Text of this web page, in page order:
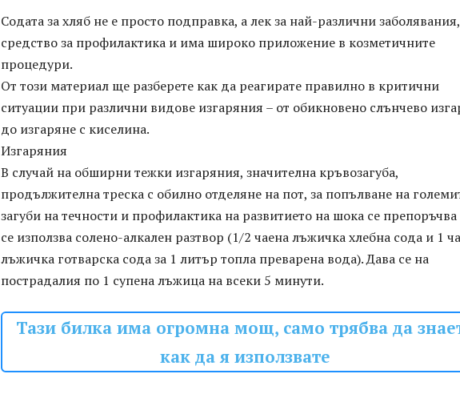
Содата за хляб не е просто подправка, а лек за най-различни заболявания,
средство за профилактика и има широко приложение в козметичните
процедури.
От този материал ще разберете как да реагирате правилно в критични
ситуации при различни видове изгаряния – от обикновено слънчево
до изгаряне с киселина.
Изгаряния
В случай на обширни тежки изгаряния, значителна кръвозагуба,
продължителна треска с обилно отделяне на пот, за попълване на
загуби на течности и профилактика на развитието на шока се
се използва солено-алкален разтвор (1/2 чаена лъжичка хлебна сода и 1
лъжичка готварска сода за 1 литър топла преварена вода). Дава се на
пострадалия по 1 супена лъжица на всеки 5 минути.
Тази билка има огромна мощ, само трябва да
как да я използвате